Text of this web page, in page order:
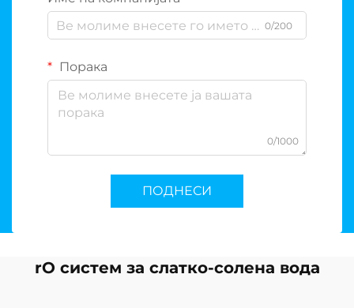
0/200
Порака
0/1000
ПОДНЕСИ
rO систем за слатко-солена вода